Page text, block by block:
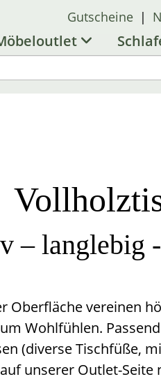
Gutscheine |
– langlebig
Ober­fläche vereinen
Wohl­fühlen.
(diverse Tisch­füße,
unserer Outlet-